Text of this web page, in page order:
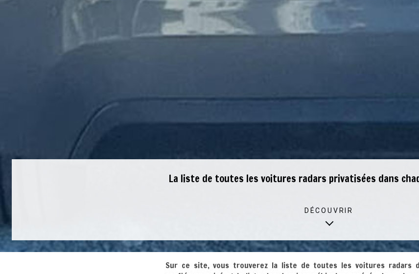
La liste de toutes les voitures radars privatisées dans
DÉCOUVRIR
Sur ce site, vous trouverez la liste de toutes les voitures radars